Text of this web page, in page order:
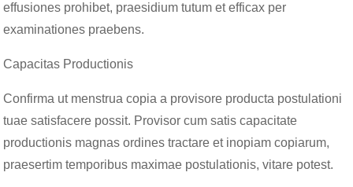
effusiones prohibet, praesidium tutum et efficax per
examinationes praebens.
Capacitas Productionis
Confirma ut menstrua copia a provisore producta postulationi
tuae satisfacere possit. Provisor cum satis capacitate
productionis magnas ordines tractare et inopiam copiarum,
praesertim temporibus maximae postulationis, vitare potest.